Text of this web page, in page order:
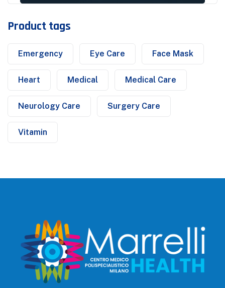
Product tags
Emergency Eye Care Face Mask
Heart Medical Medical Care
Neurology Care Surgery Care
Vitamin